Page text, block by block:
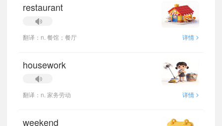
restaurant
翻译：n. 餐馆；餐厅 详情 >
housework
翻译：n. 家务劳动 详情 >
weekend